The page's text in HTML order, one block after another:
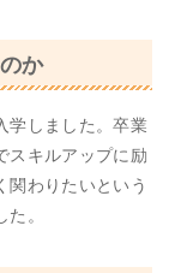
か
学しました。卒業
スキルアップに励
関わりたいという
。